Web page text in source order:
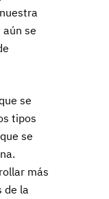
se
se
tipos
se
más
de la